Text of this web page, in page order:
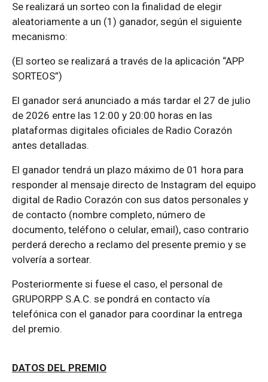
Se realizará un sorteo con la finalidad de elegir
aleatoriamente a un (1) ganador, según el siguiente
mecanismo:
(El sorteo se realizará a través de la aplicación “APP
SORTEOS”)
El ganador será anunciado a más tardar el 27 de julio
de 2026 entre las 12:00 y 20:00 horas en las
plataformas digitales oficiales de Radio Corazón
antes detalladas.
El ganador tendrá un plazo máximo de 01 hora para
responder al mensaje directo de Instagram del equipo
digital de Radio Corazón con sus datos personales y
de contacto (nombre completo, número de
documento, teléfono o celular, email), caso contrario
perderá derecho a reclamo del presente premio y se
volvería a sortear.
Posteriormente si fuese el caso, el personal de
GRUPORPP S.A.C. se pondrá en contacto vía
telefónica con el ganador para coordinar la entrega
del premio.
DATOS DEL PREMIO